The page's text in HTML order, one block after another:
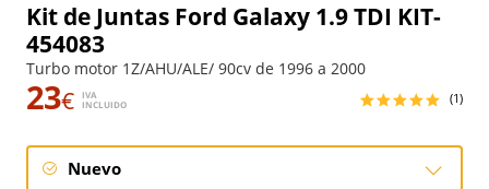
Kit de Juntas Ford Galaxy 1.9 TDI KIT-
454083
Turbo motor 1Z/AHU/ALE/ 90cv de 1996 a 2000
23€
IVA
INCLUIDO
(1)
Nuevo